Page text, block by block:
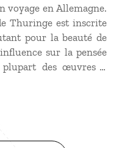
voyage en Allemagne.
Thuringe est inscrite
pour la beauté de
sur la pensée
plupart des œuvres à
Guillaume Tell. Le
du classicisme,